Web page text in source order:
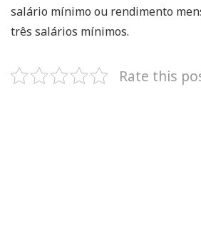
salário mínimo ou rendimento
três salários mínimos.
Rate this